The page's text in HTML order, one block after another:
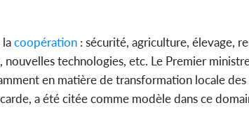
lacoopération : sécurité, agriculture, élevage,
technologies, etc. Le Premier
en matière de transformation locale des
a été citée comme modèle dans ce